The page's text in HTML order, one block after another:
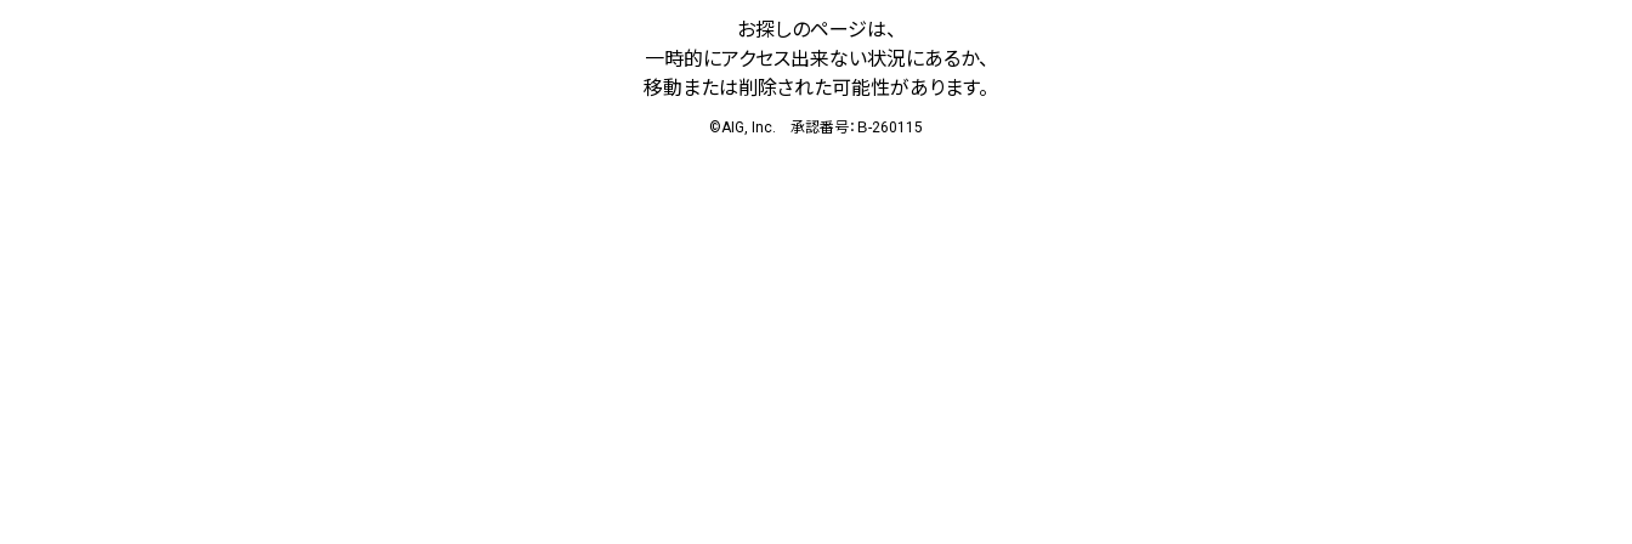
お探しのページは、
一時的にアクセス出来ない状況にあるか、
移動または削除された可能性があります。
©AIG, Inc. 承認番号：Ｂ-260115